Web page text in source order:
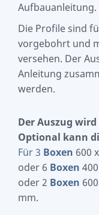
Aufbauanleitung.
Die Profile sind
vorgebohrt und
versehen. Der
Anleitung
werden.
Der Auszug
Optional kann
Für 3 Boxen 600
oder 6 Boxen
oder 2 Boxen
mm.